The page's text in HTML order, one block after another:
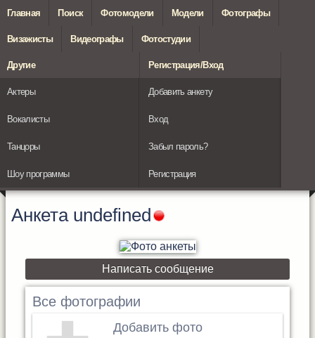
Главная Поиск Фотомодели Модели Фотографы
Визажисты Видеографы Фотостудии
Другие
Актеры
Вокалисты
Танцоры
Шоу программы
Регистрация/Вход
Добавить анкету
Вход
Забыл пароль?
Регистрация
Анкета undefined
Написать сообщение
Все фотографии
Добавить фото